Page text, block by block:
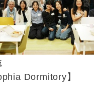
Dormitory】